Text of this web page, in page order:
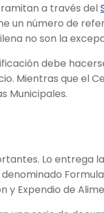
a través del
un número de
no son la
debe
Mientras que el
Municipales.
Lo entrega
y Expendio de